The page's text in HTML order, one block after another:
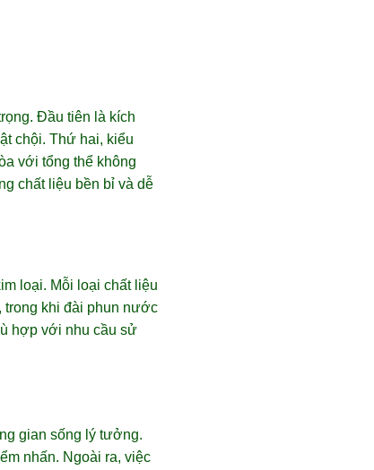
Đầu tiên là kích
chội. Thứ hai, kiểu
với tổng thể không
chất liệu bền bỉ và dễ
loại. Mỗi loại chất liệu
trong khi đài phun nước
hợp với nhu cầu sử
gian sống lý tưởng.
nhấn. Ngoài ra, việc